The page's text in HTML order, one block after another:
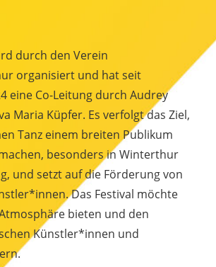
durch den Verein
organisiert und hat seit
eine Co-Leitung durch Audrey
Maria Küpfer. Es verfolgt das Ziel,
Tanz einem breiten Publikum
besonders in Winterthur
und setzt auf die Förderung von
Das Festival möchte
bieten und den
Künstler*innen und